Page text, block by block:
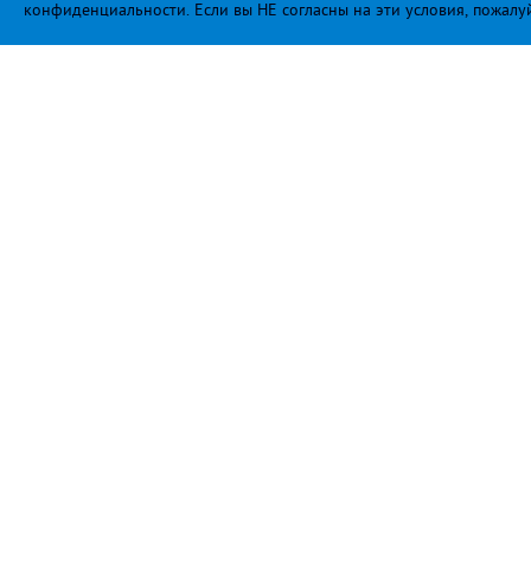
конфиденциальности. Если вы НЕ согласны на эти условия,